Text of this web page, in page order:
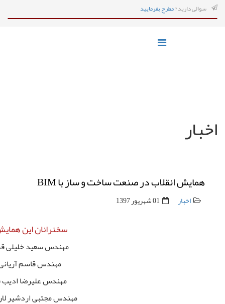
سوالی دارید ?مطرح بفرمایید
اخبار
همایش انقلاب در صنعت ساخت و ساز با BIM
اخبار 01 شهریور 1397
سخنرانان این
مهندس سعید خلیلی
مهندس قاسم
مهندس علیرضا
مهندس مجتبی اردشیر